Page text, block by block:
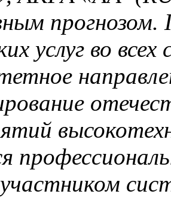
прогнозом.
услуг во